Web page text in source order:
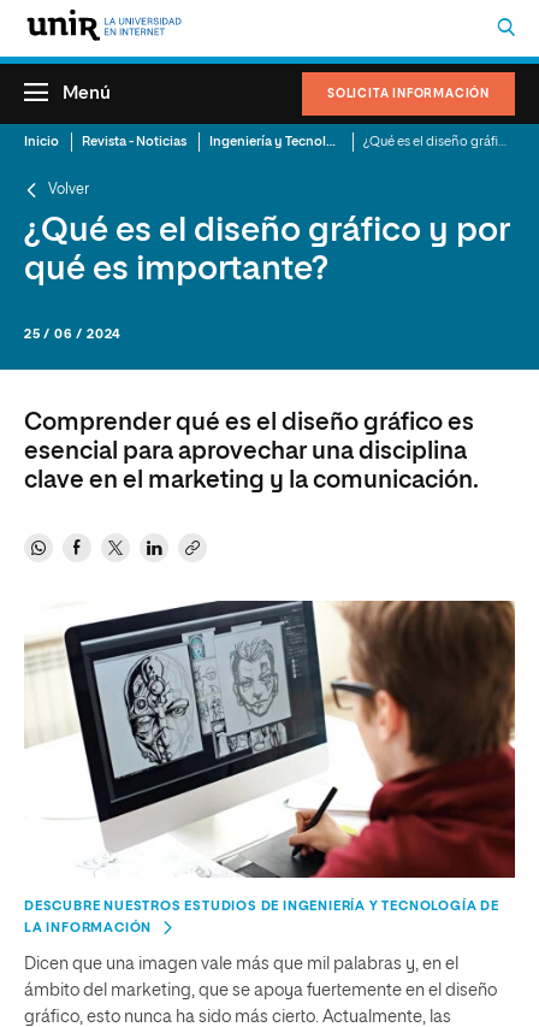
SOLICITA INFORMACIÓN
Menú
Inicio Revista - Noticias Ingeniería y Tecnología de la Información
Volver
¿Qué es el diseño gráfico y por
qué es importante?
25 / 06 / 2024
Comprender qué es el diseño gráfico es
esencial para aprovechar una disciplina
clave en el marketing y la comunicación.
DESCUBRE NUESTROS ESTUDIOS DE INGENIERÍA Y TECNOLOGÍA DE
LA INFORMACIÓN
Dicen que una imagen vale más que mil palabras y, en el
ámbito del marketing, que se apoya fuertemente en el diseño
gráfico, esto nunca ha sido más cierto. Actualmente, las